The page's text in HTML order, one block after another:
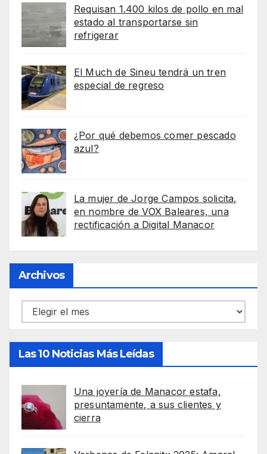
Requisan 1.400 kilos de pollo en mal
estado al transportarse sin
refrigerar
El Much de Sineu tendrá un tren
especial de regreso
¿Por qué debemos comer pescado
azul?
La mujer de Jorge Campos solicita,
en nombre de VOX Baleares, una
rectificación a Digital Manacor
Archivos
Archivos
Las 10 Noticias Más Leídas
Una joyería de Manacor estafa,
presuntamente, a sus clientes y
cierra